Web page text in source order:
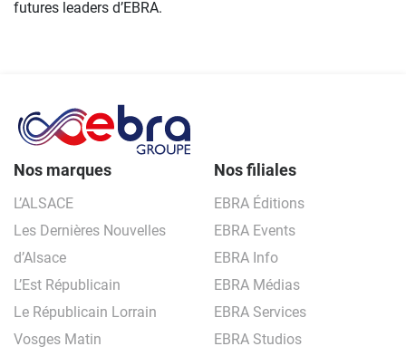
futures leaders d’EBRA.
Nos marques
L’ALSACE
Les Dernières Nouvelles
d’Alsace
L’Est Républicain
Le Républicain Lorrain
Vosges Matin
Nos filiales
EBRA Éditions
EBRA Events
EBRA Info
EBRA Médias
EBRA Services
EBRA Studios